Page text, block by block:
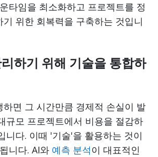
타임을 최소화하고 프로젝트를 정
위한 회복력을 구축하는 것입니
하기 위해 기술을 통합하
하면 그 시간만큼 경제적 손실이 발
규모 프로젝트에서 비용을 절감하
니다. 이때 '기술'을 활용하는 것이
니다. AI와 예측 분석이 대표적인